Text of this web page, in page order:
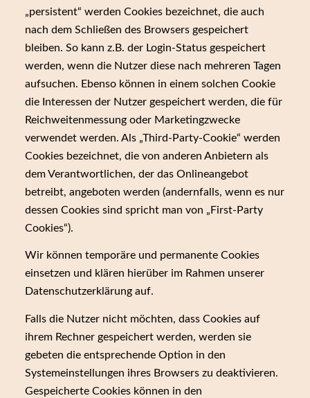
„persistent“ werden Cookies bezeichnet, die auch
nach dem Schließen des Browsers gespeichert
bleiben. So kann z.B. der Login-Status gespeichert
werden, wenn die Nutzer diese nach mehreren Tagen
aufsuchen. Ebenso können in einem solchen Cookie
die Interessen der Nutzer gespeichert werden, die für
Reichweitenmessung oder Marketingzwecke
verwendet werden. Als „Third-Party-Cookie“ werden
Cookies bezeichnet, die von anderen Anbietern als
dem Verantwortlichen, der das Onlineangebot
betreibt, angeboten werden (andernfalls, wenn es nur
dessen Cookies sind spricht man von „First-Party
Cookies“).
Wir können temporäre und permanente Cookies
einsetzen und klären hierüber im Rahmen unserer
Datenschutzerklärung auf.
Falls die Nutzer nicht möchten, dass Cookies auf
ihrem Rechner gespeichert werden, werden sie
gebeten die entsprechende Option in den
Systemeinstellungen ihres Browsers zu deaktivieren.
Gespeicherte Cookies können in den